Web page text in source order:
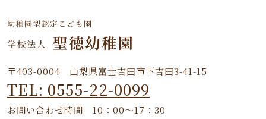
〒403-0004 山梨県富士吉田市下吉田3-41-15
TEL: 0555-22-0099
お問い合わせ時間 10：00～17：30